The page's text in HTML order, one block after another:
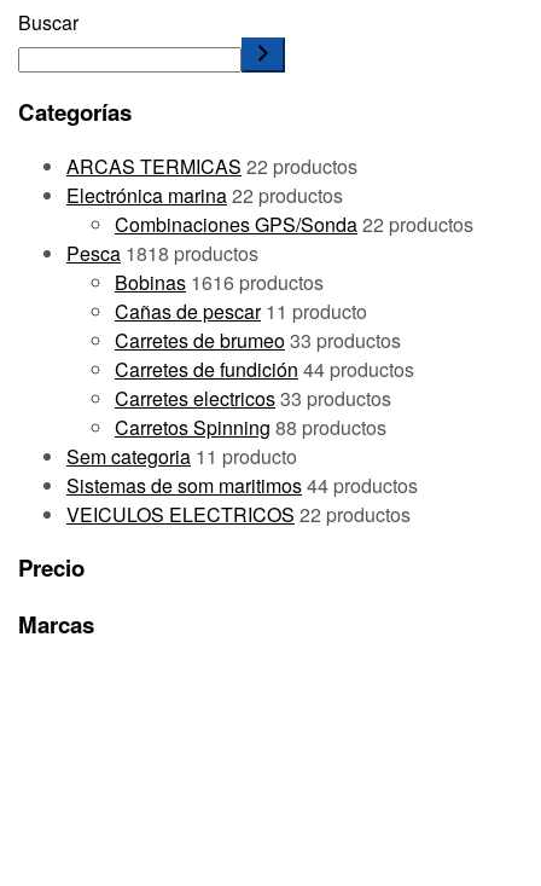
Buscar
Categorías
ARCAS TERMICAS 22 productos
Electrónica marina22 productos
Combinaciones GPS/Sonda22 productos
Pesca 1818 productos
Bobinas 1616 productos
Cañas de pescar 11 producto
Carretes de brumeo33 productos
Carretes de fundición 44 productos
Carretes electricos33 productos
Carretos Spinning 88 productos
Sem categoria 11 producto
Sistemas de som maritimos44 productos
VEICULOS ELECTRICOS 22 productos
Precio
Marcas